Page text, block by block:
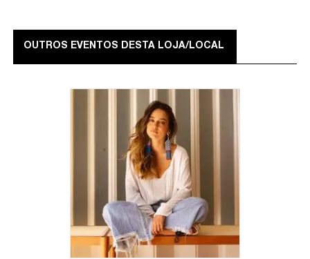
OUTROS EVENTOS DESTA LOJA/LOCAL